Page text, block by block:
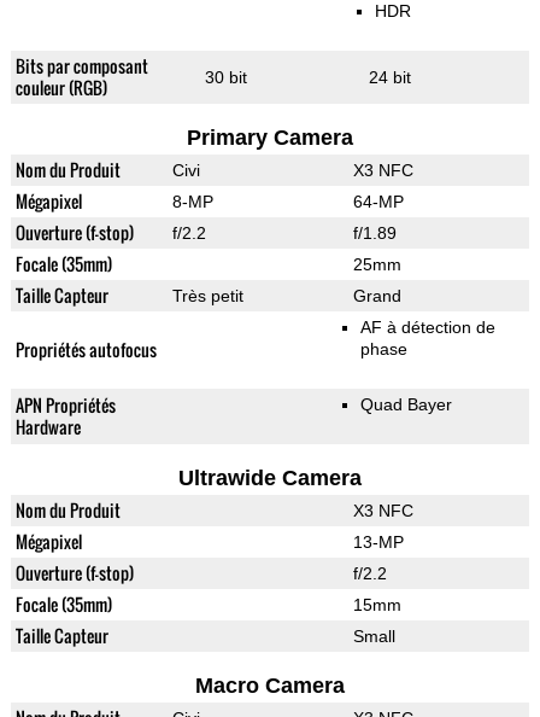
HDR
Bits par composant
couleur (RGB)
30 bit 24 bit
Primary Camera
Nom du Produit Civi X3 NFC
Mégapixel 8-MP 64-MP
Ouverture (f-stop) f/2.2 f/1.89
Focale (35mm) 25mm
Taille Capteur Très petit Grand
Propriétés autofocus
AF à détection de
phase
APN Propriétés
Hardware
Quad Bayer
Ultrawide Camera
Nom du Produit X3 NFC
Mégapixel 13-MP
Ouverture (f-stop) f/2.2
Focale (35mm) 15mm
Taille Capteur Small
Macro Camera